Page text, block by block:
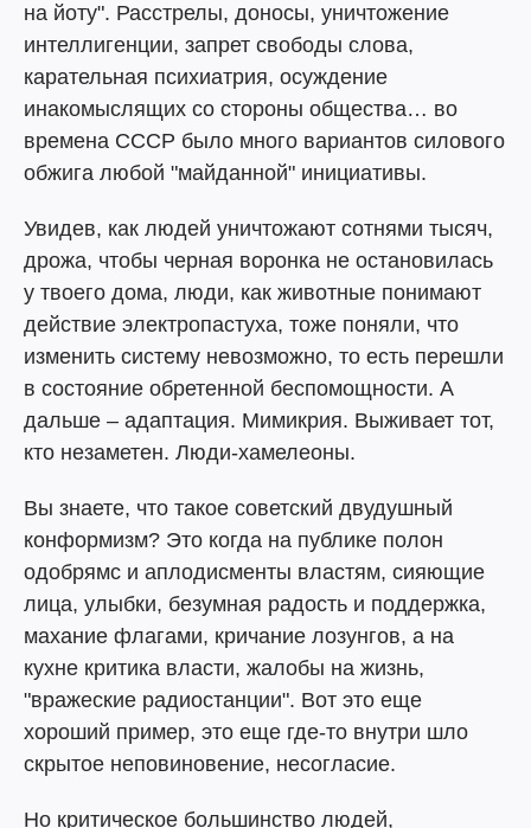
на йоту". Расстрелы, доносы, уничтожение
интеллигенции, запрет свободы слова,
карательная психиатрия, осуждение
инакомыслящих со стороны общества… во
времена СССР было много вариантов силового
обжига любой "майданной" инициативы.
Увидев, как людей уничтожают сотнями тысяч,
дрожа, чтобы черная воронка не остановилась
у твоего дома, люди, как животные понимают
действие электропастуха, тоже поняли, что
изменить систему невозможно, то есть перешли
в состояние обретенной беспомощности. А
дальше – адаптация. Мимикрия. Выживает тот,
кто незаметен. Люди-хамелеоны.
Вы знаете, что такое советский двудушный
конформизм? Это когда на публике полон
одобрямс и аплодисменты властям, сияющие
лица, улыбки, безумная радость и поддержка,
махание флагами, кричание лозунгов, а на
кухне критика власти, жалобы на жизнь,
"вражеские радиостанции". Вот это еще
хороший пример, это еще где-то внутри шло
скрытое неповиновение, несогласие.
Но критическое большинство людей,